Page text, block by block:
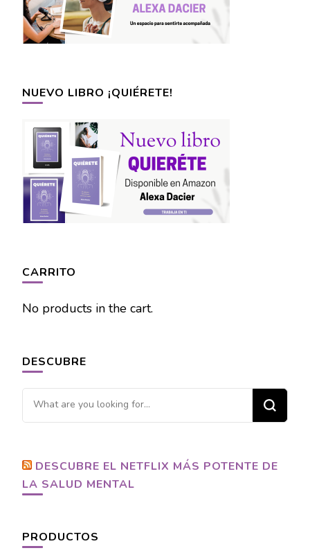
NUEVO LIBRO ¡QUIÉRETE!
CARRITO
No products in the cart.
DESCUBRE
Looking
for
DESCUBRE EL NETFLIX MÁS POTENTE DE
LA SALUD MENTAL
PRODUCTOS